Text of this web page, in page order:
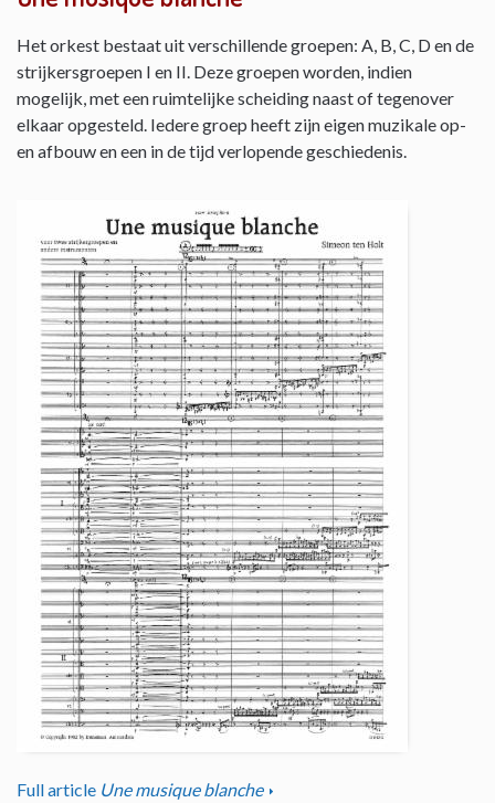
Het orkest bestaat uit verschillende groepen: A, B, C, D en de
strijkersgroepen I en II. Deze groepen worden, indien
mogelijk, met een ruimtelijke scheiding naast of tegenover
elkaar opgesteld. Iedere groep heeft zijn eigen muzikale op-
en afbouw en een in de tijd verlopende geschiedenis.
Full article Une musique blanche